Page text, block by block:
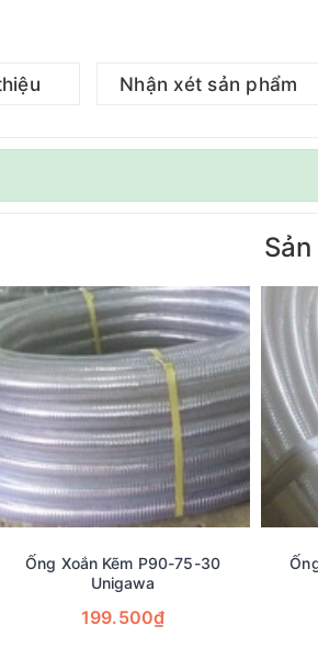
Nhận xét sản phẩm
Ống Xoắn Kẽm P90-75-30
Unigawa
199.500₫